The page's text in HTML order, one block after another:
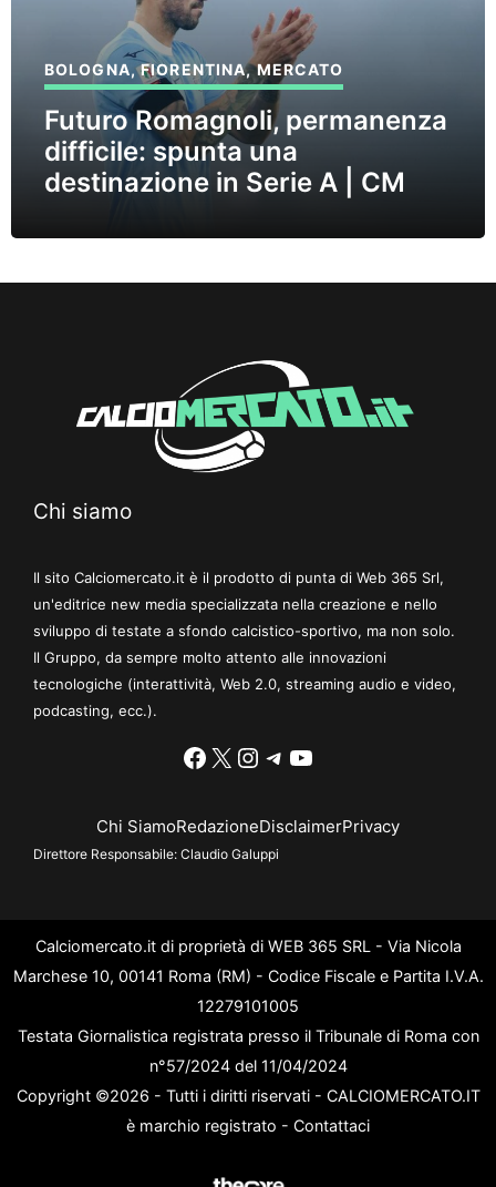
BOLOGNA,FIORENTINA,MERCATO
Futuro Romagnoli, permanenza
difficile: spunta una
destinazione in Serie A | CM
Chi siamo
Il sito Calciomercato.it è il prodotto di punta di Web 365 Srl,
un'editrice new media specializzata nella creazione e nello
sviluppo di testate a sfondo calcistico-sportivo, ma non solo.
Il Gruppo, da sempre molto attento alle innovazioni
tecnologiche (interattività, Web 2.0, streaming audio e video,
podcasting, ecc.).
Facebook
X Instagram
Telegram
YouTube
Chi SiamoRedazioneDisclaimerPrivacy
Direttore Responsabile: Claudio Galuppi
Calciomercato.it di proprietà di WEB 365 SRL - Via Nicola
Marchese 10, 00141 Roma (RM) - Codice Fiscale e Partita I.V.A.
12279101005
Testata Giornalistica registrata presso il Tribunale di Roma con
n°57/2024 del 11/04/2024
Copyright ©2026 - Tutti i diritti riservati - CALCIOMERCATO.IT
è marchio registrato - Contattaci